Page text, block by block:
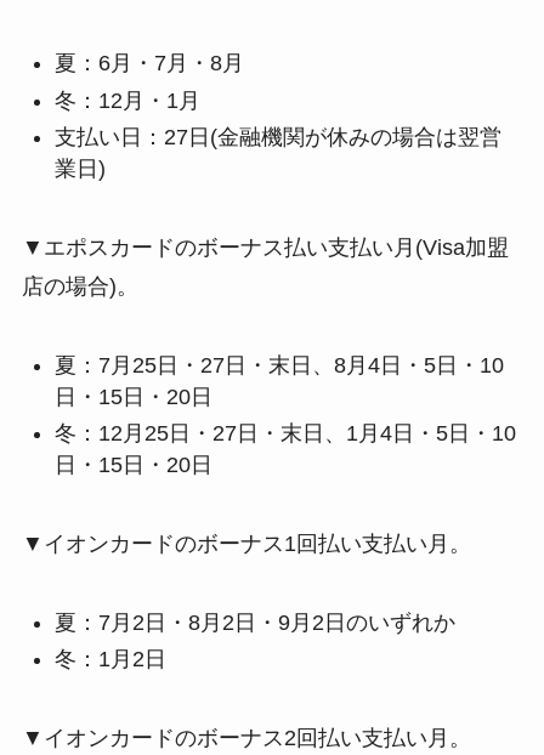
夏：6月・7月・8月
冬：12月・1月
支払い日：27日(金融機関が休みの場合は翌営
業日)
▼エポスカードのボーナス払い支払い月(Visa加盟
店の場合)。
夏：7月25日・27日・末日、8月4日・5日・10
日・15日・20日
冬：12月25日・27日・末日、1月4日・5日・10
日・15日・20日
▼イオンカードのボーナス1回払い支払い月。
夏：7月2日・8月2日・9月2日のいずれか
冬：1月2日
▼イオンカードのボーナス2回払い支払い月。